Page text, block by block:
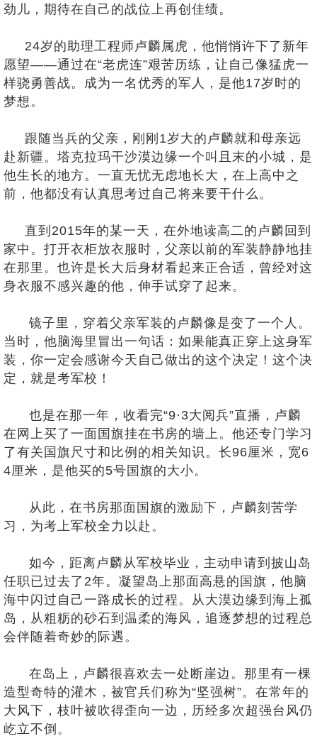
劲儿，期待在自己的战位上再创佳绩。
24岁的助理工程师卢麟属虎，他悄悄许下了新年
愿望——通过在“老虎连”艰苦历练，让自己像猛虎一
样骁勇善战。成为一名优秀的军人，是他17岁时的
梦想。
跟随当兵的父亲，刚刚1岁大的卢麟就和母亲远
赴新疆。塔克拉玛干沙漠边缘一个叫且末的小城，是
他生长的地方。一直无忧无虑地长大，在上高中之
前，他都没有认真思考过自己将来要干什么。
直到2015年的某一天，在外地读高二的卢麟回到
家中。打开衣柜放衣服时，父亲以前的军装静静地挂
在那里。也许是长大后身材看起来正合适，曾经对这
身衣服不感兴趣的他，伸手试穿了起来。
镜子里，穿着父亲军装的卢麟像是变了一个人。
当时，他脑海里冒出一句话：如果能真正穿上这身军
装，你一定会感谢今天自己做出的这个决定！这个决
定，就是考军校！
也是在那一年，收看完“9·3大阅兵”直播，卢麟
在网上买了一面国旗挂在书房的墙上。他还专门学习
了有关国旗尺寸和比例的相关知识。长96厘米，宽6
4厘米，是他买的5号国旗的大小。
从此，在书房那面国旗的激励下，卢麟刻苦学
习，为考上军校全力以赴。
如今，距离卢麟从军校毕业，主动申请到披山岛
任职已过去了2年。凝望岛上那面高悬的国旗，他脑
海中闪过自己一路成长的过程。从大漠边缘到海上孤
岛，从粗粝的砂石到温柔的海风，追逐梦想的过程总
会伴随着奇妙的际遇。
在岛上，卢麟很喜欢去一处断崖边。那里有一棵
造型奇特的灌木，被官兵们称为“坚强树”。在常年的
大风下，枝叶被吹得歪向一边，历经多次超强台风仍
屹立不倒。